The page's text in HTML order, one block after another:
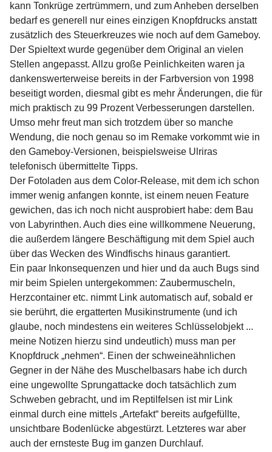
kann Tonkrüge zertrümmern, und zum Anheben derselben
bedarf es generell nur eines einzigen Knopfdrucks anstatt
zusätzlich des Steuerkreuzes wie noch auf dem Gameboy.
Der Spieltext wurde gegenüber dem Original an vielen
Stellen angepasst. Allzu große Peinlichkeiten waren ja
dankenswerterweise bereits in der Farbversion von 1998
beseitigt worden, diesmal gibt es mehr Änderungen, die für
mich praktisch zu 99 Prozent Verbesserungen darstellen.
Umso mehr freut man sich trotzdem über so manche
Wendung, die noch genau so im Remake vorkommt wie in
den Gameboy-Versionen, beispielsweise Ulriras
telefonisch übermittelte Tipps.
Der Fotoladen aus dem Color-Release, mit dem ich schon
immer wenig anfangen konnte, ist einem neuen Feature
gewichen, das ich noch nicht ausprobiert habe: dem Bau
von Labyrinthen. Auch dies eine willkommene Neuerung,
die außerdem längere Beschäftigung mit dem Spiel auch
über das Wecken des Windfischs hinaus garantiert.
Ein paar Inkonsequenzen und hier und da auch Bugs sind
mir beim Spielen untergekommen: Zaubermuscheln,
Herzcontainer etc. nimmt Link automatisch auf, sobald er
sie berührt, die ergatterten Musikinstrumente (und ich
glaube, noch mindestens ein weiteres Schlüsselobjekt ...
meine Notizen hierzu sind undeutlich) muss man per
Knopfdruck „nehmen“. Einen der schweineähnlichen
Gegner in der Nähe des Muschelbasars habe ich durch
eine ungewollte Sprungattacke doch tatsächlich zum
Schweben gebracht, und im Reptilfelsen ist mir Link
einmal durch eine mittels „Artefakt“ bereits aufgefüllte,
unsichtbare Bodenlücke abgestürzt. Letzteres war aber
auch der ernsteste Bug im ganzen Durchlauf.